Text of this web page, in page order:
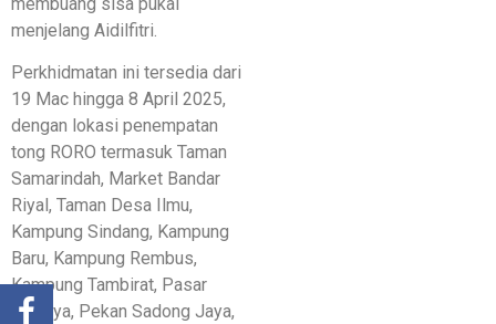
menjelang Aidilfitri.
Perkhidmatan ini tersedia dari
19 Mac hingga 8 April 2025,
dengan lokasi penempatan
tong RORO termasuk Taman
Samarindah, Market Bandar
Riyal, Taman Desa Ilmu,
Kampung Sindang, Kampung
Baru, Kampung Rembus,
Kampung Tambirat, Pasar
Asajaya, Pekan Sadong Jaya,